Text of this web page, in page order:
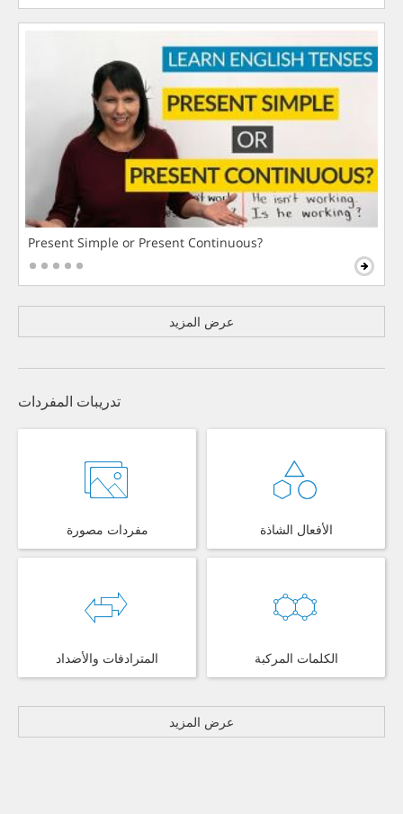
Present Simple or Present Continuous?
عرض المزيد
تدريبات المفردات
مفردات مصورة الأفعال الشاذة
المترادفات والأضداد الكلمات المركبة
عرض المزيد